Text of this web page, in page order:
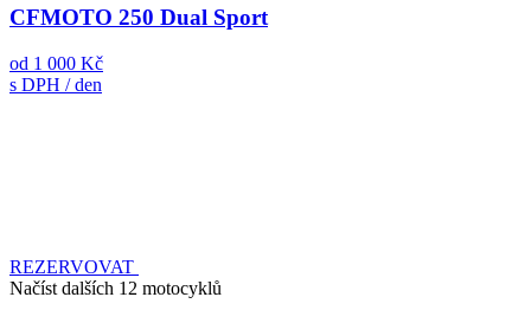
CFMOTO 250 Dual Sport
od 1 000 Kč
s DPH / den
REZERVOVAT
Načíst dalších 12 motocyklů